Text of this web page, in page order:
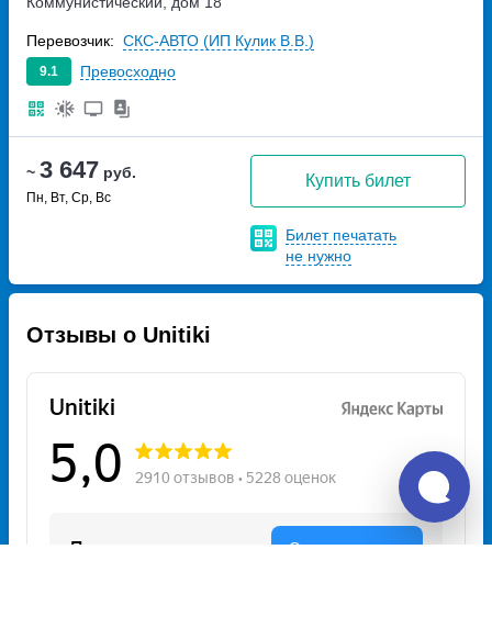
~ 3 647 руб.
Пн, Вт, Ср, Вс
Купить билет
Билет печатать
не нужно
9.1 Превосходно
Перевозчик: СКС-АВТО (ИП Кулик В.В.)
Отзывы о Unitiki